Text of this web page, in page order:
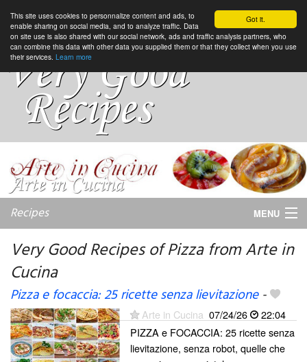
Got it.
This site uses cookies to personnalize content and ads, to
enable sharing on social media, and to analyze traffic. Data
on site use is also shared with our social network, ads and traffic analysis partners, who
can combine this data with other data you supplied them or that they collect when you use
their services. Learn more
Recipes MENU
Very Good Recipes of Pizza from Arte in
Cucina
Pizza e focaccia: 25 ricette senza lievitazione-
Arte in Cucina 07/24/26
22:04
PIZZA e FOCACCIA: 25 ricette senza
lievitazione, senza robot, quelle che